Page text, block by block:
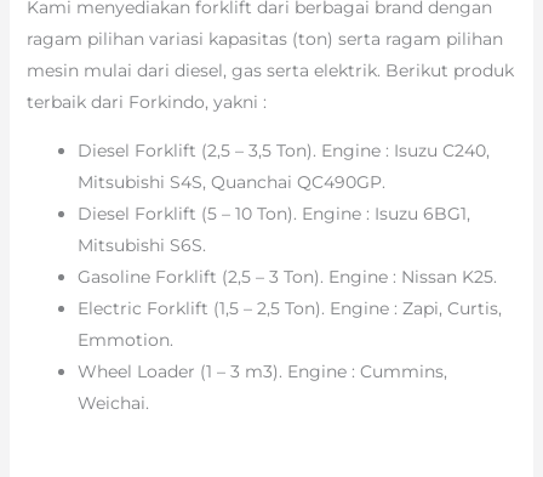
Kami menyediakan forklift dari berbagai brand dengan
ragam pilihan variasi kapasitas (ton) serta ragam pilihan
mesin mulai dari diesel, gas serta elektrik. Berikut produk
terbaik dari Forkindo, yakni :
Diesel Forklift (2,5 – 3,5 Ton). Engine : Isuzu C240,
Mitsubishi S4S, Quanchai QC490GP.
Diesel Forklift (5 – 10 Ton). Engine : Isuzu 6BG1,
Mitsubishi S6S.
Gasoline Forklift (2,5 – 3 Ton). Engine : Nissan K25.
Electric Forklift (1,5 – 2,5 Ton). Engine : Zapi, Curtis,
Emmotion.
Wheel Loader (1 – 3 m3). Engine : Cummins,
Weichai.